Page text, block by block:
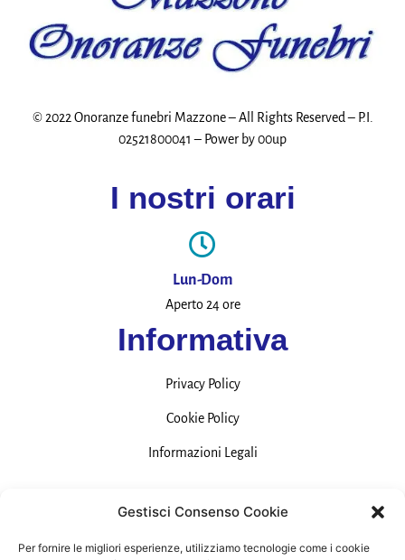
Gestisci Consenso Cookie
Per fornire le migliori esperienze, utilizziamo tecnologie come i cookie
© 2022 Onoranze funebri Mazzone – All Rights Reserved – P.I.
02521800041 – Power by00up
I nostri orari
Lun-Dom
Aperto 24 ore
Informativa
Privacy Policy
Cookie Policy
Informazioni Legali
Contatti